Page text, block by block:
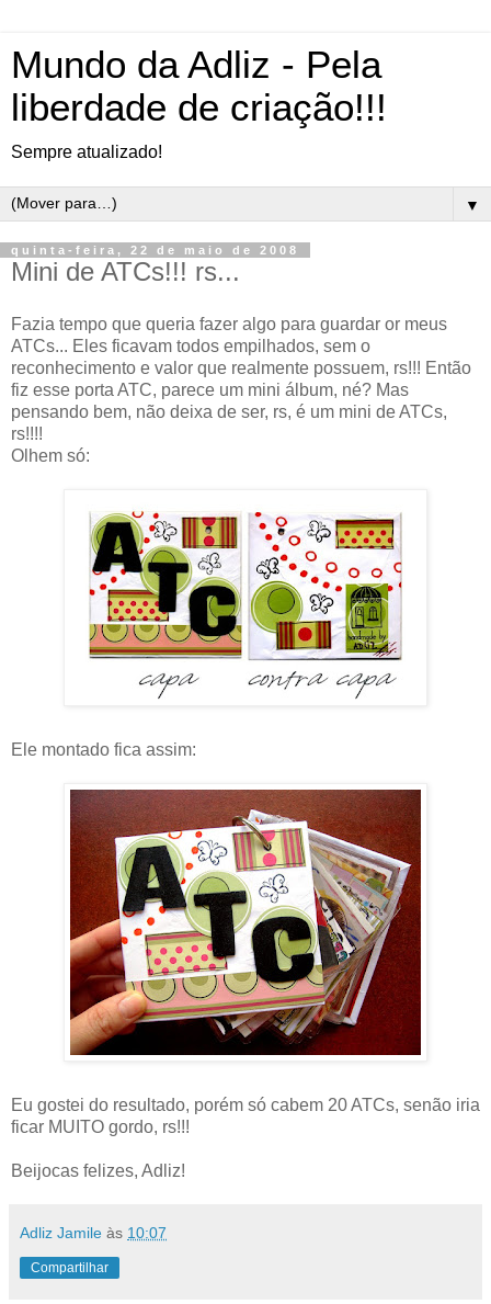
Mundo da Adliz - Pela
liberdade de criação!!!
Sempre atualizado!
▼
quinta-feira, 22 de maio de 2008
Mini de ATCs!!! rs...
Fazia tempo que queria fazer algo para guardar or meus
ATCs... Eles ficavam todos empilhados, sem o
reconhecimento e valor que realmente possuem, rs!!! Então
fiz esse porta ATC, parece um mini álbum, né? Mas
pensando bem, não deixa de ser, rs, é um mini de ATCs,
rs!!!!
Olhem só:
Ele montado fica assim:
Eu gostei do resultado, porém só cabem 20 ATCs, senão iria
ficar MUITO gordo, rs!!!
Beijocas felizes, Adliz!
Adliz Jamile às 10:07
Compartilhar